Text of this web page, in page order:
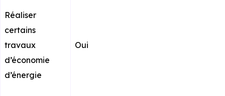
Réaliser
certains
travaux
d’économie
d’énergie
Oui